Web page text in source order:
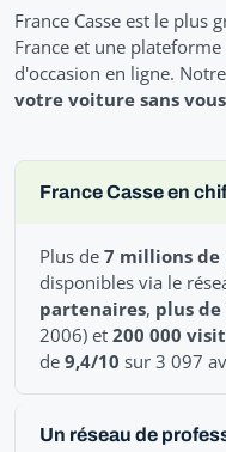
France Casse est le plus
France et une
d'occasion en ligne.
votre voiture sans
France Casse en
Plus de 7 millions de
disponibles via le
partenaires, plus de
2006) et 200 000
de 9,4/10 sur 3 097
Un réseau de